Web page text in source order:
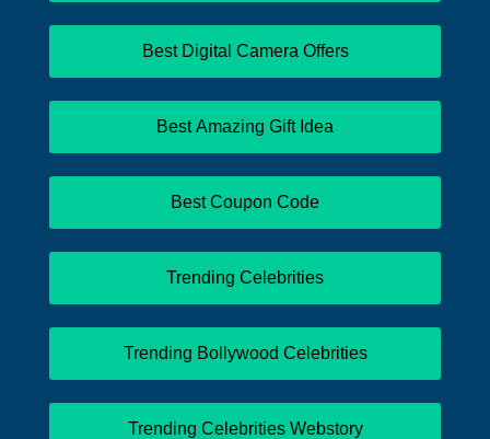
Best Digital Camera Offers
Best Amazing Gift Idea
Best Coupon Code
Trending Celebrities
Trending Bollywood Celebrities
Trending Celebrities Webstory